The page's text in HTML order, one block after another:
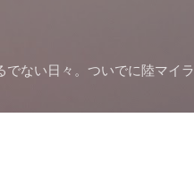
ない日々。ついでに陸マイラ